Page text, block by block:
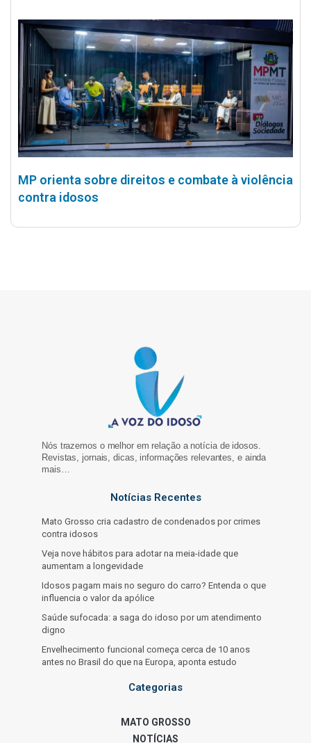
MP orienta sobre direitos e combate à violência
contra idosos
Nós trazemos o melhor em relação a notícia de idosos.
Revistas, jornais, dicas, informações relevantes, e ainda
mais…
Notícias Recentes
Mato Grosso cria cadastro de condenados por crimes
contra idosos
Veja nove hábitos para adotar na meia-idade que
aumentam a longevidade
Idosos pagam mais no seguro do carro? Entenda o que
influencia o valor da apólice
Saúde sufocada: a saga do idoso por um atendimento
digno
Envelhecimento funcional começa cerca de 10 anos
antes no Brasil do que na Europa, aponta estudo
Categorias
MATO GROSSO
NOTÍCIAS